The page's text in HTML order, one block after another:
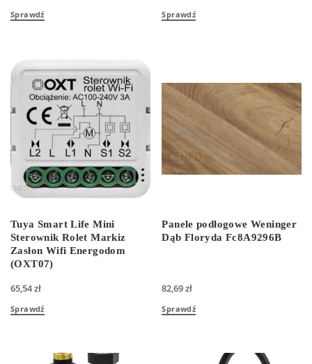
Sprawdź Sprawdź
Tuya Smart Life Mini
Sterownik Rolet Markiz
Zasłon Wifi Energodom
(OXT07)
65,54zł
Sprawdź
Panele podłogowe Weninger
Dąb Floryda Fc8A9296B
82,69zł
Sprawdź